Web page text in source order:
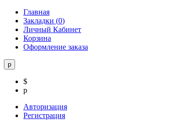
Главная
Закладки (0)
Личный Кабинет
Корзина
Оформление заказа
р
$
р
Авторизация
Регистрация